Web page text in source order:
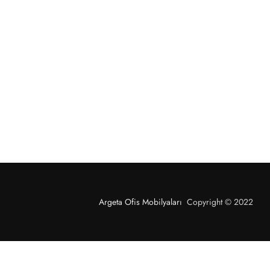
Argeta Ofis Mobilyaları Copyright © 2022